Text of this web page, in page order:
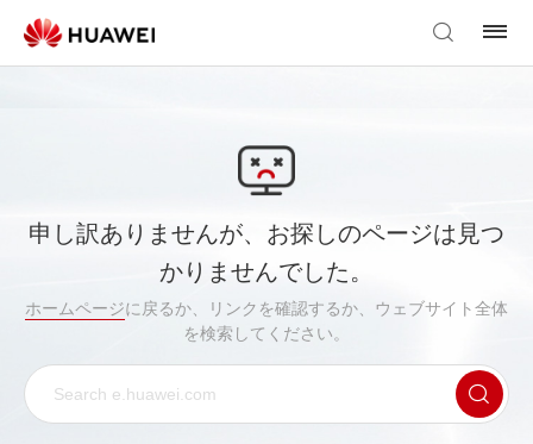
申し訳ありませんが、お探しのページは見つ
かりませんでした。
ホームページに戻るか、リンクを確認するか、ウェブサイト全体
を検索してください。